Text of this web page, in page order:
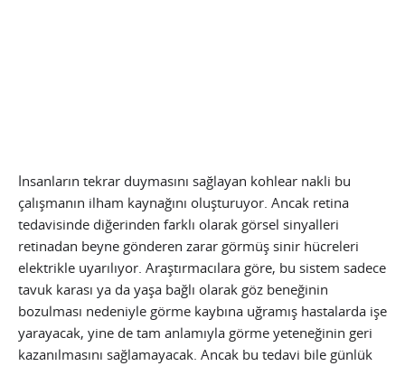
İnsanların tekrar duymasını sağlayan kohlear nakli bu
çalışmanın ilham kaynağını oluşturuyor. Ancak retina
tedavisinde diğerinden farklı olarak görsel sinyalleri
retinadan beyne gönderen zarar görmüş sinir hücreleri
elektrikle uyarılıyor. Araştırmacılara göre, bu sistem sadece
tavuk karası ya da yaşa bağlı olarak göz beneğinin
bozulması nedeniyle görme kaybına uğramış hastalarda işe
yarayacak, yine de tam anlamıyla görme yeteneğinin geri
kazanılmasını sağlamayacak. Ancak bu tedavi bile günlük